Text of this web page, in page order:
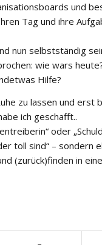
und
Tag und ihre
nun selbstständig
wie wars
Hilfe?
zu lassen und erst
ich geschafft..
oder
toll sind“ – sondern
(zurück)finden in